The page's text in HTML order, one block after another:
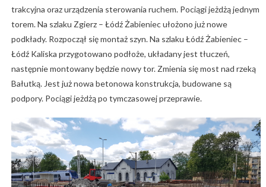
trakcyjna oraz urządzenia sterowania ruchem. Pociągi jeżdżą jednym
torem. Na szlaku Zgierz – Łódź Żabieniec ułożono już nowe
podkłady. Rozpoczął się montaż szyn. Na szlaku Łódź Żabieniec –
Łódź Kaliska przygotowano podłoże, układany jest tłuczeń,
następnie montowany będzie nowy tor. Zmienia się most nad rzeką
Bałutką. Jest już nowa betonowa konstrukcja, budowane są
podpory. Pociągi jeżdżą po tymczasowej przeprawie.